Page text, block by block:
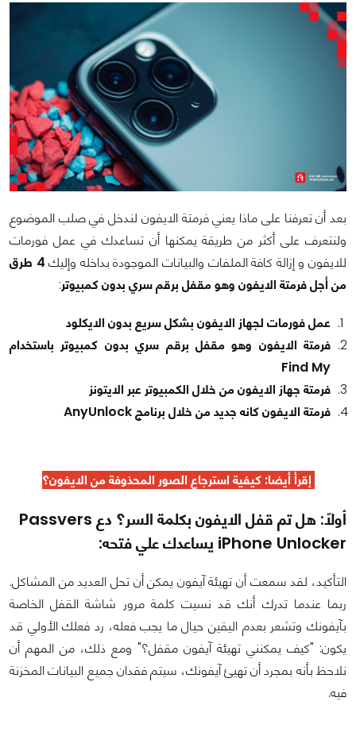
بعد أن تعرفنا على ماذا يعني فرمتة الايفون لندخل في صلب الموضوع
ولنتعرف على أكثر من طريقة يمكنها أن تساعدك في عمل فورمات
للايفون و إزالة كافة الملفات والبيانات الموجودة بداخله وإليك
4 طرق
من أجل فرمتة الايفون وهو مقفل برقم سري بدون كمبيوتر:
عمل فورمات لجهاز الايفون بشكل سريع بدون الايكلود
فرمتة الايفون وهو مقفل برقم سري بدون كمبيوتر باستخدام
Find My
فرمتة جهاز الايفون من خلال الكمبيوتر عبر الايتونز
فرمتة الايفون كانه جديد من خلال برنامج AnyUnlock
إقرأ أيضا: كيفية استرجاع الصور المحذوفة من الايفون؟
أولاً: هل تم قفل الايفون بكلمة السر؟ دع Passvers
iPhone Unlocker يساعدك علي فتحه:
التأكيد، لقد سمعت أن تهيئة آيفون يمكن أن تحل العديد من المشاكل.
ربما عندما تدرك أنك قد نسيت كلمة مرور شاشة القفل الخاصة
بآيفونك وتشعر بعدم اليقين حيال ما يجب فعله، رد فعلك الأولي قد
يكون: "كيف يمكنني تهيئة آيفون مقفل؟" ومع ذلك، من المهم أن
نلاحظ بأنه بمجرد أن تهيئ آيفونك، سيتم فقدان جميع البيانات المخزنة
فيه.